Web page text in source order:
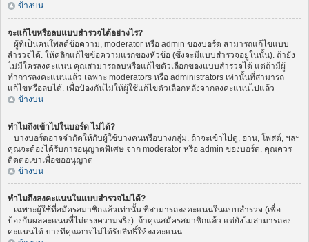
ข้างบน
จะแก้ไขหรือลบแบบสำรวจได้อย่างไร?
ผู้ที่เป็นคนโพสต์ข้อความ, moderator หรือ admin ของบอร์ด สามารถแก้ไขแบบ
สำรวจได้. ให้คลิกแก้ไขข้อความแรกของหัวข้อ (ซึ่งจะมีแบบสำรวจอยู่ในนั้น). ถ้ายัง
ไม่มีใครลงคะแนน คุณสามารถลบหรือแก้ไขตัวเลือกของแบบสำรวจได้ แต่ถ้ามีผู้
ทำการลงคะแนนแล้ว เฉพาะ moderators หรือ administrators เท่านั้นที่สามารถ
แก้ไขหรือลบได้. เพื่อป้องกันไม่ให้ผู้ใช้แก้ไขตัวเลือกหลังจากลงคะแนนไปแล้ว
ข้างบน
ทำไมถึงเข้าไปในบอร์ด ไม่ได้?
บางบอร์ดอาจจำกัดให้กับผู้ใช้บางคนหรือบางกลุ่ม. ถ้าจะเข้าไปดู, อ่าน, โพสต์, ฯลฯ
คุณจะต้องได้รับการอนุญาตพิเศษ จาก moderator หรือ admin ของบอร์ด. คุณควร
ติดต่อเขาเพื่อขออนุญาต
ข้างบน
ทำไมถึงลงคะแนนในแบบสำรวจไม่ได้?
เฉพาะผู้ใช้ที่สมัครสมาชิกแล้วเท่านั้น ที่สามารถลงคะแนนในแบบสำรวจ (เพื่อ
ป้องกันผลคะแนนที่ไม่ตรงความจริง). ถ้าคุณสมัครสมาชิกแล้ว แต่ยังไม่สามารถลง
คะแนนได้ บางทีคุณอาจไม่ได้รับสิทธิ์ให้ลงคะแนน.